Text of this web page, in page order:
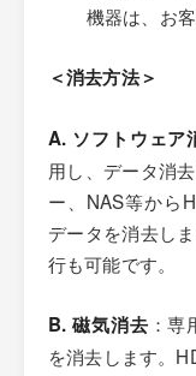
機器は、お
＜消去方法＞
A. ソフトウェア
用し、データ消
ー、NAS等から
データを消去し
行も可能です。
B. 磁気消去 ：
を消去します。